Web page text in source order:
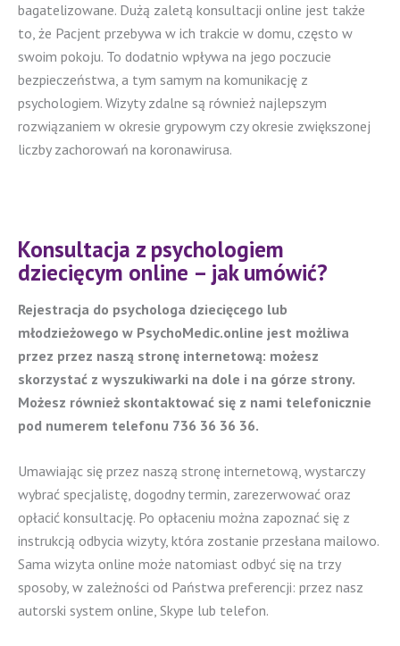
bagatelizowane. Dużą zaletą konsultacji online jest także
to, że Pacjent przebywa w ich trakcie w domu, często w
swoim pokoju. To dodatnio wpływa na jego poczucie
bezpieczeństwa, a tym samym na komunikację z
psychologiem. Wizyty zdalne są również najlepszym
rozwiązaniem w okresie grypowym czy okresie zwiększonej
liczby zachorowań na koronawirusa.
Konsultacja z psychologiem
dziecięcym online – jak umówić?
Rejestracja do psychologa dziecięcego lub
młodzieżowego w PsychoMedic.online jest możliwa
przez przez naszą stronę internetową: możesz
skorzystać z wyszukiwarki na dole i na górze strony.
Możesz również skontaktować się z nami telefonicznie
pod numerem telefonu 736 36 36 36.
Umawiając się przez naszą stronę internetową, wystarczy
wybrać specjalistę, dogodny termin, zarezerwować oraz
opłacić konsultację. Po opłaceniu można zapoznać się z
instrukcją odbycia wizyty, która zostanie przesłana mailowo.
Sama wizyta online może natomiast odbyć się na trzy
sposoby, w zależności od Państwa preferencji: przez nasz
autorski system online, Skype lub telefon.